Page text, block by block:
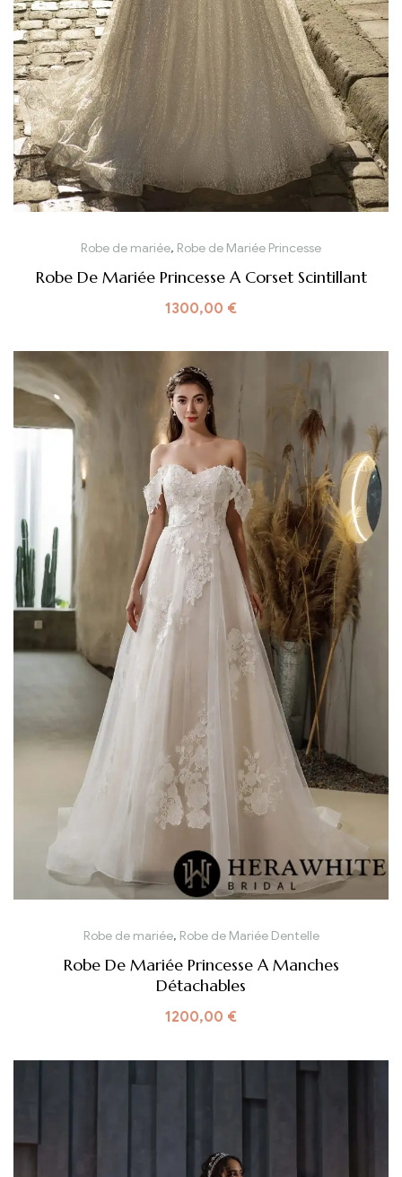
Robe de mariée, Robe de Mariée Princesse
Robe De Mariée Princesse A Corset Scintillant
1300,00 €
Robe de mariée, Robe de Mariée Dentelle
Robe De Mariée Princesse A Manches
Détachables
1200,00 €